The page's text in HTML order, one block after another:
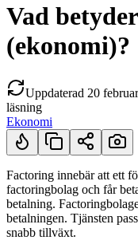
Vad
(ekonomi)?
Uppdaterad 20
läsning
Ekonomi
Kort svar
Factoring innebär att ett
factoringbolag och får
betalning.
betalningen. Tjänsten
snabb tillväxt.